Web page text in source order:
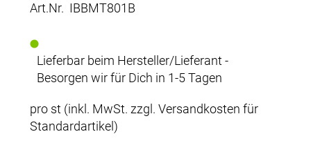
Art.Nr. IBBMT801B
Lieferbar beim Hersteller/Lieferant -
Besorgen wir für Dich in 1-5 Tagen
pro st (inkl. MwSt. zzgl. Versandkosten für
Standardartikel)